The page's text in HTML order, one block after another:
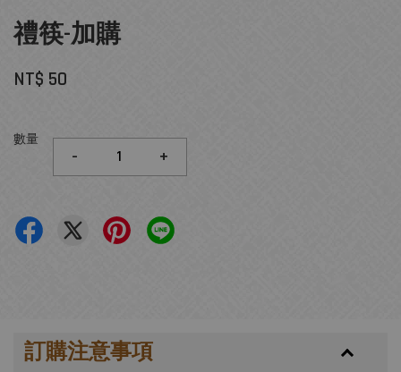
禮筷-加購
NT$ 50
數量
- +
訂購注意事項